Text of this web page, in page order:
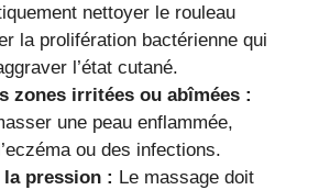
nettoyer le rouleau
la prolifération bactérienne qui
l’état cutané.
zones irritées ou abîmées :
une peau enflammée,
ou des infections.
la pression : Le massage doit